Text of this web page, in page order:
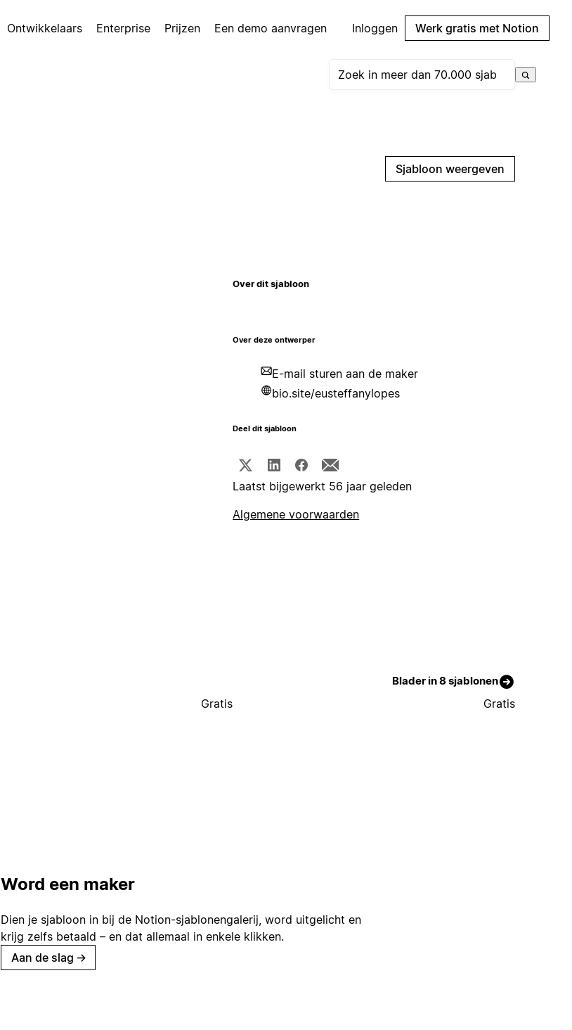
Ontwikkelaars Enterprise Prijzen Een demo aanvragen Inloggen Werk gratis met Notion
Sjabloon weergeven
Over dit sjabloon
Over deze ontwerper
E-mail sturen aan de maker
bio.site/eusteffanylopes
Deel dit sjabloon
Laatst bijgewerkt 56 jaar geleden
Algemene voorwaarden
Blader in 8 sjablonen
Gratis Gratis
Word een maker
Dien je sjabloon in bij de Notion-sjablonengalerij, word uitgelicht en
krijg zelfs betaald – en dat allemaal in enkele klikken.
Aan de slag →